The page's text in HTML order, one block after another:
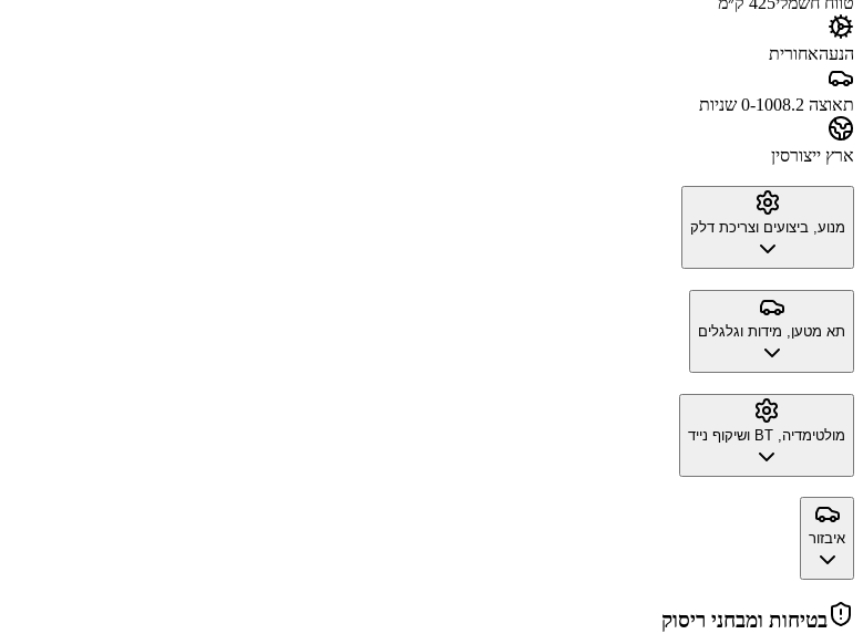
הנעהאחורית
תאוצה 0-100 8.2 שניות
ארץ ייצורסין
מנוע, ביצועים וצריכת דלק
תא מטען, מידות וגלגלים
מולטימדיה, BT ושיקוף נייד
איבזור
בטיחות ומבחני ריסוק